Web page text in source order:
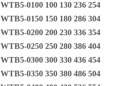
WTB5-0100 100 130 236 254
WTB5-0150 150 180 286 304
WTB5-0200 200 230 336 354
WTB5-0250 250 280 386 404
WTB5-0300 300 330 436 454
WTB5-0350 350 380 486 504